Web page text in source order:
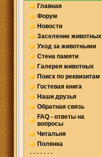
Главная
Форум
Новости
Заселение животных
Уход за животными
Стена памяти
Галерея животных
Поиск по реквизитам
Гостевая книга
Наши друзья
Обратная связь
FAQ - ответы на
вопросы
Читальня
Полянка
- - - - - - -